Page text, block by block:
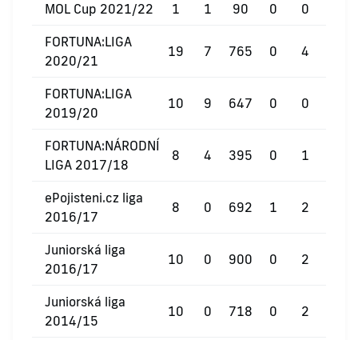
MOL Cup 2021/22 1 1 90 0 0
FORTUNA:LIGA
2020/21
19 7 765 0 4
FORTUNA:LIGA
2019/20
10 9 647 0 0
FORTUNA:NÁRODNÍ
LIGA 2017/18
8 4 395 0 1
ePojisteni.cz liga
2016/17
8 0 692 1 2
Juniorská liga
2016/17
10 0 900 0 2
Juniorská liga
2014/15
10 0 718 0 2